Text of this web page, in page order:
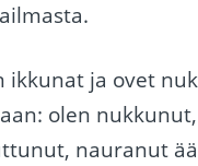
ikkunat ja ovet
olen
nauranut